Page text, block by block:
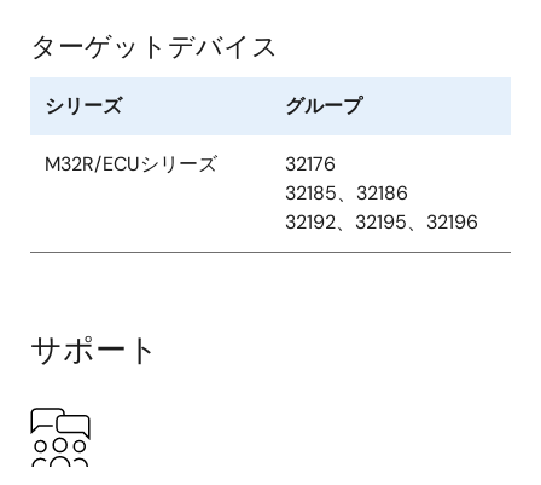
ターゲットデバイス
シリーズ グループ
M32R/ECUシリーズ
32176
32185、32186
32192、32195、32196
サポート